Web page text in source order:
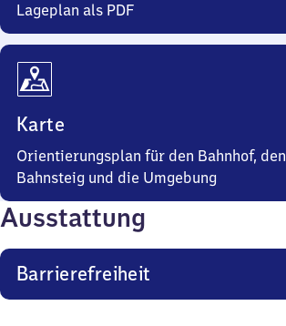
Lageplan als PDF
Karte
Orientierungsplan für den Bahnhof, den
Bahnsteig und die Umgebung
Ausstattung
Barrierefreiheit